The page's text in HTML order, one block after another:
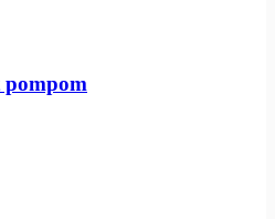
pompom